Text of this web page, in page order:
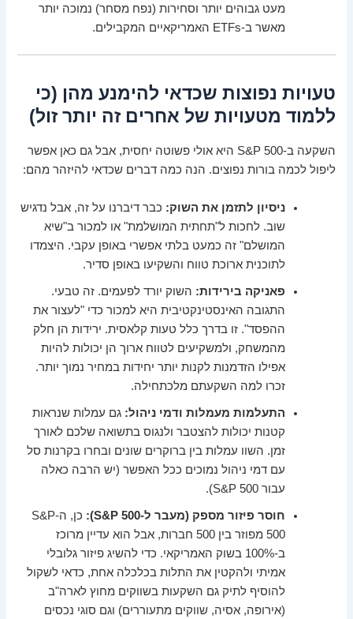
מעט גבוהים יותר וסחירות (נפח מסחר) נמוכה יותר
מאשר ב-ETFs האמריקאיים המקבילים.
טעויות נפוצות שכדאי להימנע מהן (כי
ללמוד מטעויות של אחרים זה יותר זול)
השקעה ב-S&P 500 היא אולי פשוטה יחסית, אבל גם כאן אפשר
ליפול לכמה בורות נפוצים. הנה כמה דברים שכדאי להיזהר מהם:
ניסיון לתזמן את השוק: כבר דיברנו על זה, אבל נדגיש
שוב. לחכות ל"תחתית המושלמת" או למכור ב"שיא
המושלם" זה כמעט בלתי אפשרי באופן עקבי. היצמדו
לתוכנית ארוכת טווח והשקיעו באופן סדיר.
פאניקה בירידות: השוק יורד לפעמים. זה טבעי.
התגובה האינסטינקטיבית היא למכור כדי "לעצור את
ההפסד". זו בדרך כלל טעות קלאסית. ירידות הן חלק
מהמשחק, ולמשקיעים לטווח ארוך הן יכולות להיות
אפילו הזדמנות לקנות יותר יחידות במחיר נמוך יותר.
זכרו למה השקעתם מלכתחילה.
התעלמות מעמלות ודמי ניהול: גם עמלות שנראות
קטנות יכולות להצטבר ולנגוס בתשואה שלכם לאורך
זמן. השוו עמלות בין ברוקרים שונים ובחרו בקרנות סל
עם דמי ניהול נמוכים ככל האפשר (יש הרבה כאלה
עבור S&P 500).
חוסר פיזור מספק (מעבר ל-S&P 500):
כן, ה-S&P
500 מפוזר בין 500 חברות, אבל הוא עדיין מרוכז
ב-100% בשוק האמריקאי. כדי להשיג פיזור גלובלי
אמיתי ולהקטין את התלות בכלכלה אחת, כדאי לשקול
להוסיף לתיק גם השקעות בשווקים מחוץ לארה"ב
(אירופה, אסיה, שווקים מתעוררים) וגם סוגי נכסים